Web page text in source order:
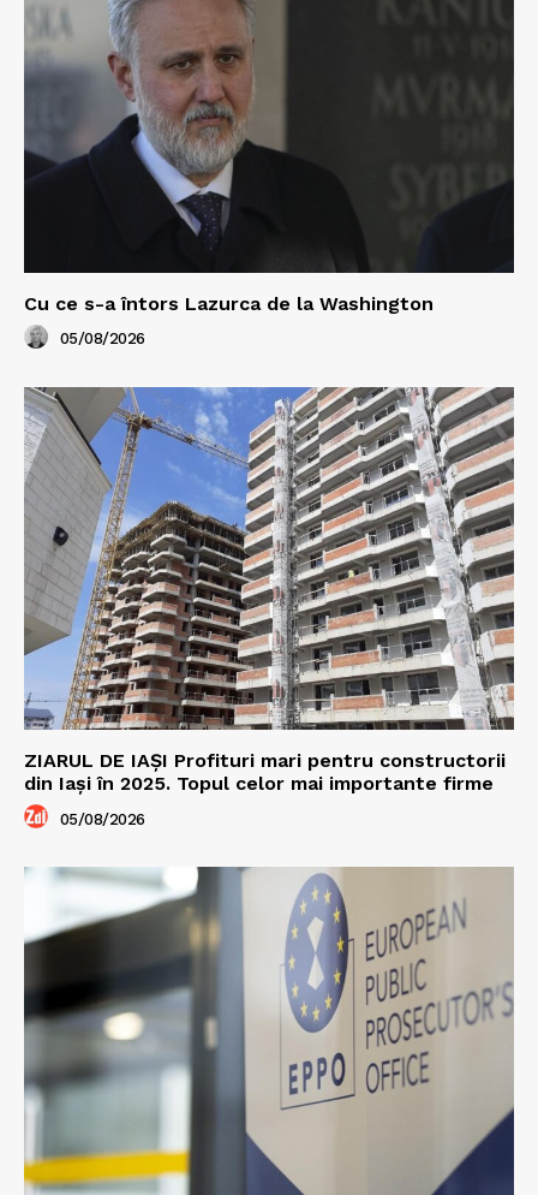
Cu ce s-a întors Lazurca de la Washington
05/08/2026
ZIARUL DE IAȘI Profituri mari pentru constructorii
din Iași în 2025. Topul celor mai importante firme
05/08/2026